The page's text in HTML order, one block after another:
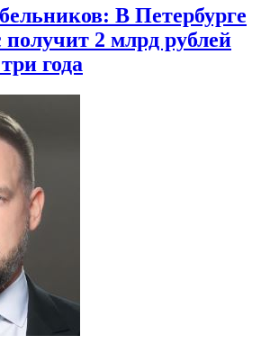
В Петербурге
2 млрд рублей
года